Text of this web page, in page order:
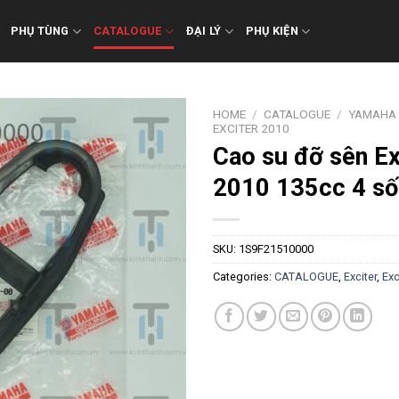
PHỤ TÙNG CATALOGUE ĐẠI LÝ PHỤ KIỆN
HOME / CATALOGUE / YAMAHA
EXCITER 2010
Cao su đỡ sên
2010 135cc 4 số
SKU: 1S9F21510000
Categories: CATALOGUE Exciter,